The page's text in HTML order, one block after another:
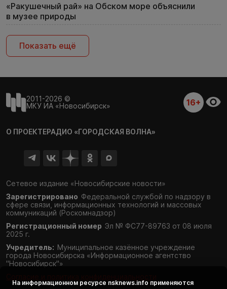
«Ракушечный рай» на Обском море объяснили
в музее природы
Показать ещё
2011-2026 ©
МКУ ИА «Новосибирск»
16+
О ПРОЕКТЕРАДИО «ГОРОДСКАЯ ВОЛНА»
Сетевое издание «Новосибирские новости»
Зарегистрировано Федеральной службой по надзору в
сфере связи, информационных технологий и массовых
коммуникаций (Роскомнадзор)
Регистрационный номер Эл № ФС77-89763 от 08 июля
2025 г.
Учредитель: Муниципальное казённое учреждение
города Новосибирска «Информационное агентство
"Новосибирск"»
На информационном ресурсе nsknews.info применяются